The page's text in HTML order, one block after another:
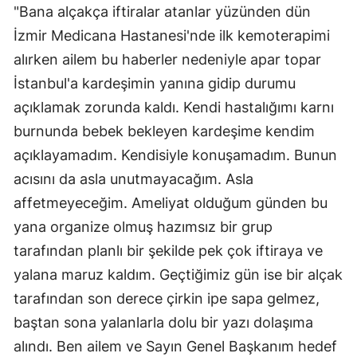
"Bana alçakça iftiralar atanlar yüzünden dün
İzmir Medicana Hastanesi'nde ilk kemoterapimi
alırken ailem bu haberler nedeniyle apar topar
İstanbul'a kardeşimin yanına gidip durumu
açıklamak zorunda kaldı. Kendi hastalığımı karnı
burnunda bebek bekleyen kardeşime kendim
açıklayamadım. Kendisiyle konuşamadım. Bunun
acısını da asla unutmayacağım. Asla
affetmeyeceğim. Ameliyat olduğum günden bu
yana organize olmuş hazımsız bir grup
tarafından planlı bir şekilde pek çok iftiraya ve
yalana maruz kaldım. Geçtiğimiz gün ise bir alçak
tarafından son derece çirkin ipe sapa gelmez,
baştan sona yalanlarla dolu bir yazı dolaşıma
alındı. Ben ailem ve Sayın Genel Başkanım hedef